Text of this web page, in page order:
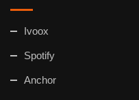
Ivoox
Spotify
Anchor